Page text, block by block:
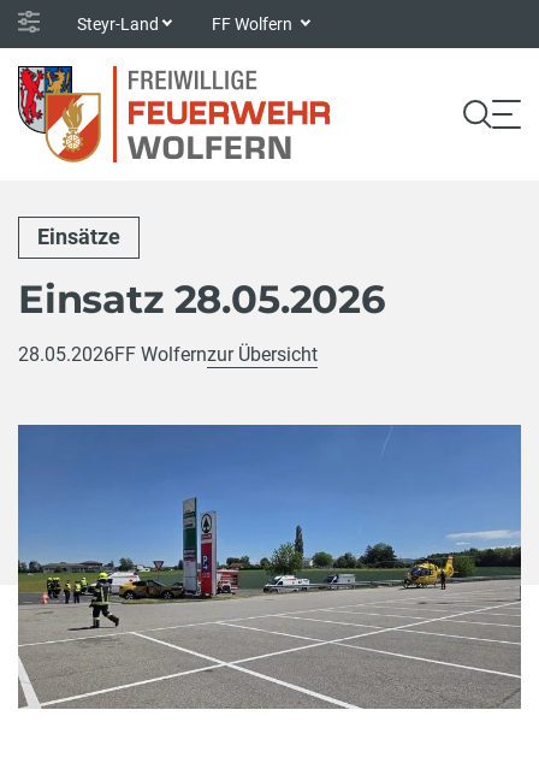
Steyr-Land FF Wolfern
Einsätze
Einsatz 28.05.2026
28.05.2026FF Wolfernzur Übersicht